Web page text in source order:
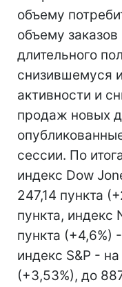
объему
объему
длительного
снизившемуся
активности и
продаж новых
сессии. По
индекс Dow
247,14 пункта
пункта, индекс
пункта (+4,6%)
индекс S&P -
(+3,53%), до